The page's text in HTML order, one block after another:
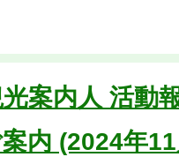
案内人 活動
内 (2024年